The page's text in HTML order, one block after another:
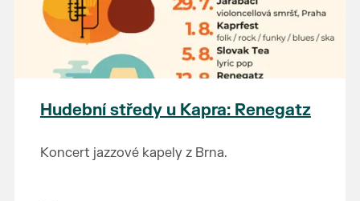
Hudební středy u Kapra: Renegatz
Koncert jazzové kapely z Brna.